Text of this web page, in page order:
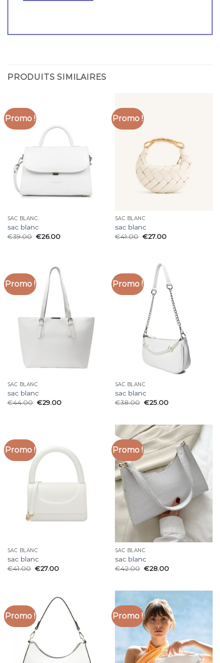
PRODUITS SIMILAIRES
Promo !
SAC BLANC
sac blanc
€39.00 €26.00
Promo !
SAC BLANC
sac blanc
€41.00 €27.00
Promo !
SAC BLANC
sac blanc
€44.00 €29.00
Promo !
SAC BLANC
sac blanc
€38.00 €25.00
Promo !
SAC BLANC
sac blanc
€41.00 €27.00
Promo !
SAC BLANC
sac blanc
€42.00 €28.00
Promo ! Promo !